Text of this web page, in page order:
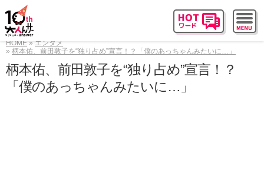
HOME
エンタメ
柄本佑、前田敦子を“独り占め”宣言！？「僕のあっちゃんみたいに…」
柄本佑、前田敦子を“独り占め”宣言！？
「僕のあっちゃんみたいに…」